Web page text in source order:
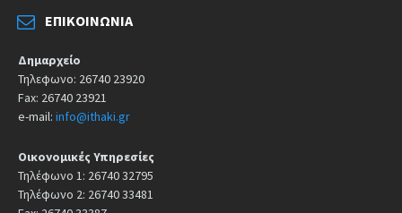
ΕΠΙΚΟΙΝΩΝΊΑ
Δημαρχείο
Τηλεφωνο: 26740 23920
Fax: 26740 23921
e-mail: info@ithaki.gr
Οικονομικές Υπηρεσίες
Τηλέφωνο 1: 26740 32795
Τηλέφωνο 2: 26740 33481